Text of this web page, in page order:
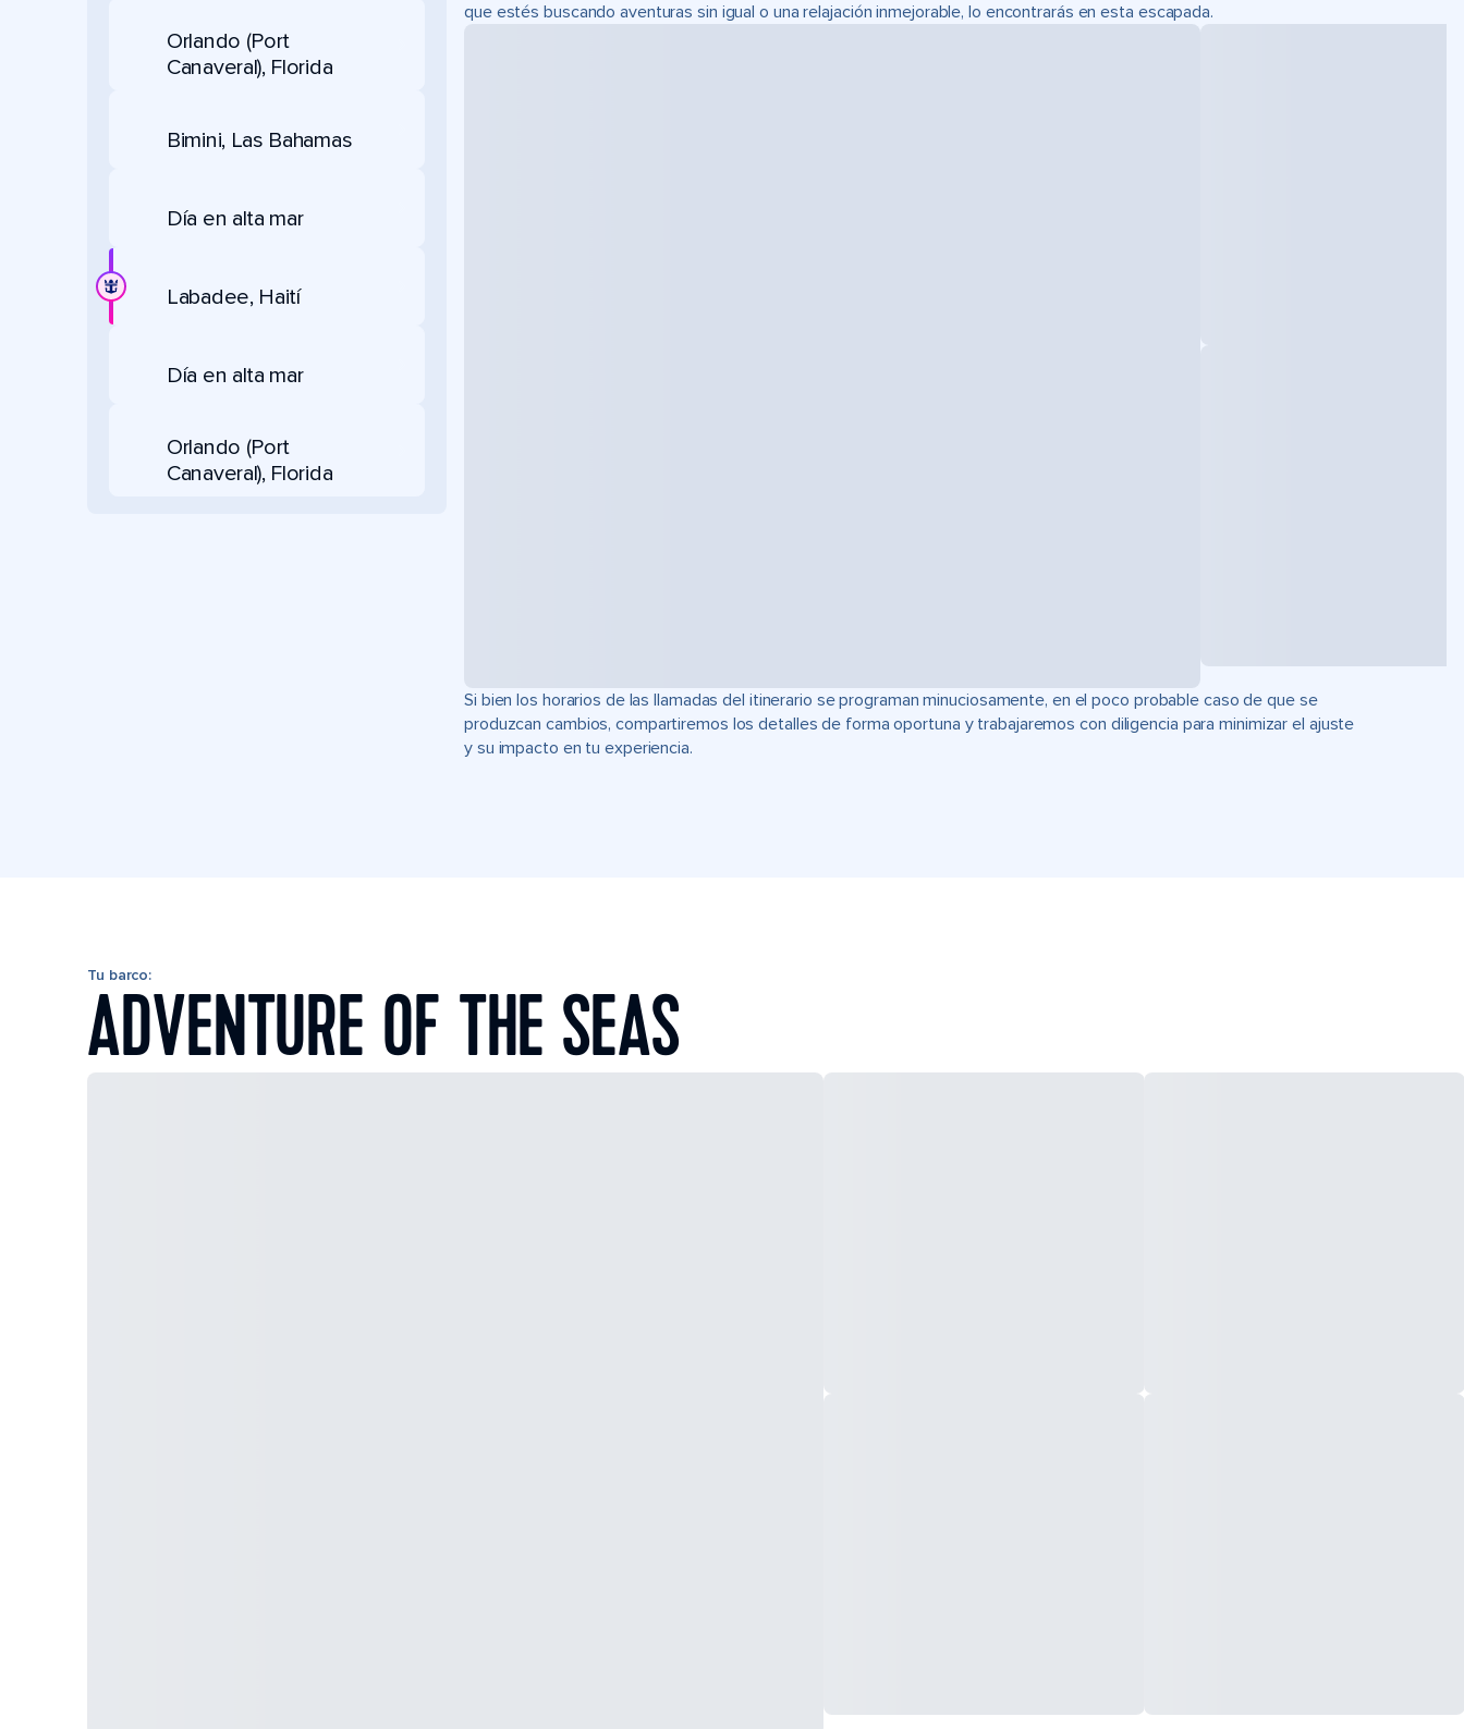
Orlando (Port
Canaveral), Florida
Bimini, Las Bahamas
Día en alta mar
Labadee, Haití
Día en alta mar
Orlando (Port
Canaveral), Florida
que estés buscando aventuras sin igual o una relajación inmejorable, lo encontrarás en esta escapada.
Si bien los horarios de las llamadas del itinerario se programan minuciosamente, en el poco probable caso de que se
produzcan cambios, compartiremos los detalles de forma oportuna y trabajaremos con diligencia para minimizar el ajuste
y su impacto en tu experiencia.
Tu barco:
ADVENTURE OF THE SEAS